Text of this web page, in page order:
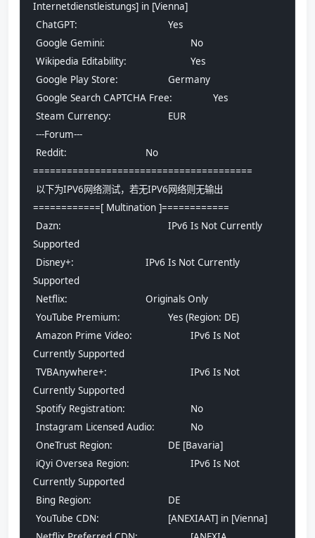
Internetdienstleistungs] in [Vienna]
ChatGPT:				Yes
Google Gemini:				No
Wikipedia Editability:			Yes
Google Play Store:			Germany
Google Search CAPTCHA Free:		Yes
Steam Currency:			EUR
---Forum---
Reddit:				No
=======================================
以下为IPV6网络测试，若无IPV6网络则无输出
============[ Multination ]============
Supported
Supported
Netflix:				Originals Only
YouTube Premium:			Yes (Region: DE)
Currently Supported
Currently Supported
Spotify Registration:			No
Instagram Licensed Audio:		No
OneTrust Region:			DE [Bavaria]
Currently Supported
Bing Region:				DE
YouTube CDN:				[ANEXIAAT] in [Vienna]